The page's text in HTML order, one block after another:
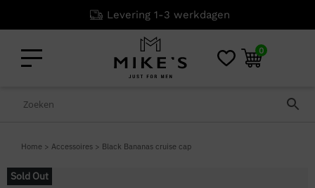
Levering 1-3 werkdagen
0
Home > Accessoires > Black Bananas cruise cap
Sold Out